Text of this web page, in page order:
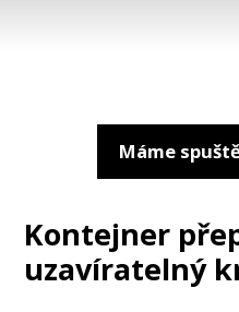
Máme
Kontejner
uzavíratelný